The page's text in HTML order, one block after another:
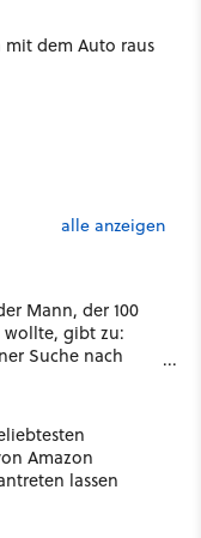
mit dem Auto raus
alle anzeigen
Mann, der 100
wollte, gibt zu:
Suche nach
Amazon
lassen